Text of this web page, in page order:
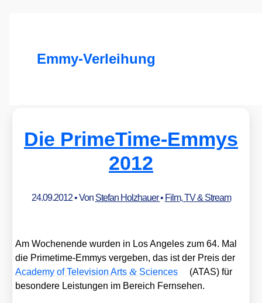
Emmy-Verleihung
Die PrimeTime-Emmys
2012
24.09.2012• Von Stefan Holzhauer• Film, TV & Stream
Am Wochen­en­de wur­den in Los Ange­les zum 64. Mal
die Prime­time-Emmys ver­ge­ben, das ist der Preis der
Aca­de­my of Tele­vi­si­on Arts& Sci­en­ces
(ATAS) für
beson­de­re Leis­tun­gen im Bereich Fern­se­hen.